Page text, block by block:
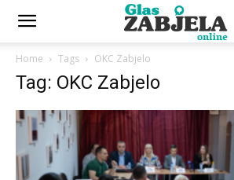
Home Tags OKC Zabjelo
Tag: OKC Zabjelo